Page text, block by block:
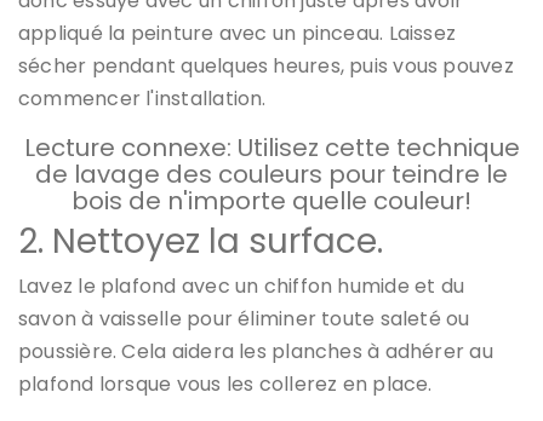
appliqué la peinture avec un pinceau. Laissez
sécher pendant quelques heures, puis vous pouvez
commencer l'installation.
Lecture connexe: Utilisez cette technique
de lavage des couleurs pour teindre le
bois de n'importe quelle couleur!
2. Nettoyez la surface.
Lavez le plafond avec un chiffon humide et du
savon à vaisselle pour éliminer toute saleté ou
poussière. Cela aidera les planches à adhérer au
plafond lorsque vous les collerez en place.